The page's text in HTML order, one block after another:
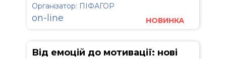
Організатор: ПІФАГОР
on-line НОВИНКА
Від емоцій до мотивації: нові